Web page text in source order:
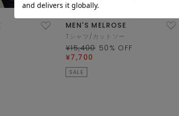
MEN'S MELROSE
Tシャツ/カットソー
¥15,400 50 % OFF
¥7,700
SALE